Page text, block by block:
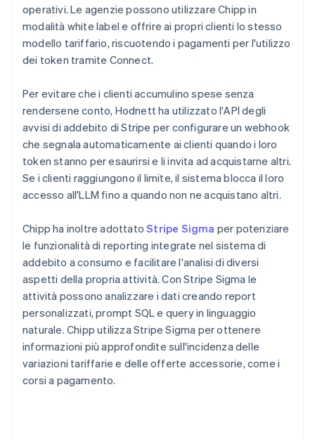
operativi. Le agenzie possono utilizzare Chipp in
modalità white label e offrire ai propri clienti lo stesso
modello tariffario, riscuotendo i pagamenti per l'utilizzo
dei token tramite Connect.
Per evitare che i clienti accumulino spese senza
rendersene conto, Hodnett ha utilizzato l'API degli
avvisi di addebito di Stripe per configurare un webhook
che segnala automaticamente ai clienti quando i loro
token stanno per esaurirsi e li invita ad acquistarne altri.
Se i clienti raggiungono il limite, il sistema blocca il loro
accesso all'LLM fino a quando non ne acquistano altri.
Chipp ha inoltre adottatoStripe Sigma per potenziare
le funzionalità di reporting integrate nel sistema di
addebito a consumo e facilitare l'analisi di diversi
aspetti della propria attività. Con Stripe Sigma le
attività possono analizzare i dati creando report
personalizzati, prompt SQL e query in linguaggio
naturale. Chipp utilizza Stripe Sigma per ottenere
informazioni più approfondite sull'incidenza delle
variazioni tariffarie e delle offerte accessorie, come i
corsi a pagamento.